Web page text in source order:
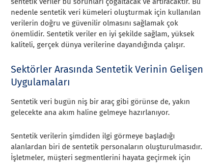
nedenle sentetik veri kümeleri oluşturmak için kullanılan
verilerin doğru ve güvenilir olmasını sağlamak çok
önemlidir. Sentetik veriler en iyi şekilde sağlam, yüksek
kaliteli, gerçek dünya verilerine dayandığında çalışır.
Sektörler Arasında Sentetik Verinin Gelişen
Uygulamaları
Sentetik veri bugün niş bir araç gibi görünse de, yakın
gelecekte ana akım haline gelmeye hazırlanıyor.
Sentetik verilerin şimdiden ilgi görmeye başladığı
alanlardan biri de sentetik personaların oluşturulmasıdır.
İşletmeler, müşteri segmentlerini hayata geçirmek için